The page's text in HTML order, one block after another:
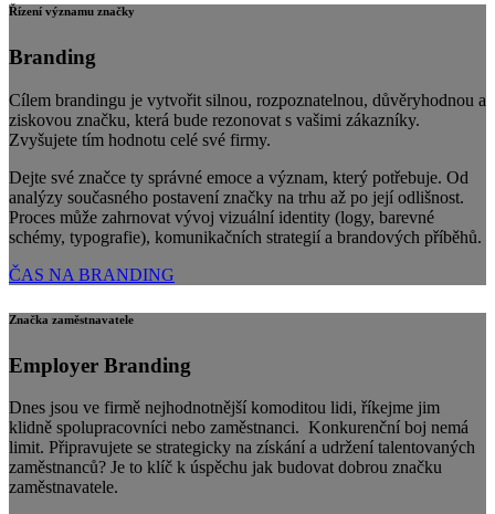
Řízení významu značky
Branding
Cílem brandingu je vytvořit silnou, rozpoznatelnou, důvěryhodnou a
ziskovou značku, která bude rezonovat s vašimi zákazníky.
Zvyšujete tím hodnotu celé své firmy.
Dejte své značce ty správné emoce a význam, který potřebuje. Od
analýzy současného postavení značky na trhu až po její odlišnost.
Proces může zahrnovat vývoj vizuální identity (logy, barevné
schémy, typografie), komunikačních strategií a brandových příběhů.
ČAS NA BRANDING
Značka zaměstnavatele
Employer Branding
Dnes jsou ve firmě nejhodnotnější komoditou lidi, říkejme jim
klidně spolupracovníci nebo zaměstnanci. Konkurenční boj nemá
limit. Připravujete se strategicky na získání a udržení talentovaných
zaměstnanců? Je to klíč k úspěchu jak budovat dobrou značku
zaměstnavatele.